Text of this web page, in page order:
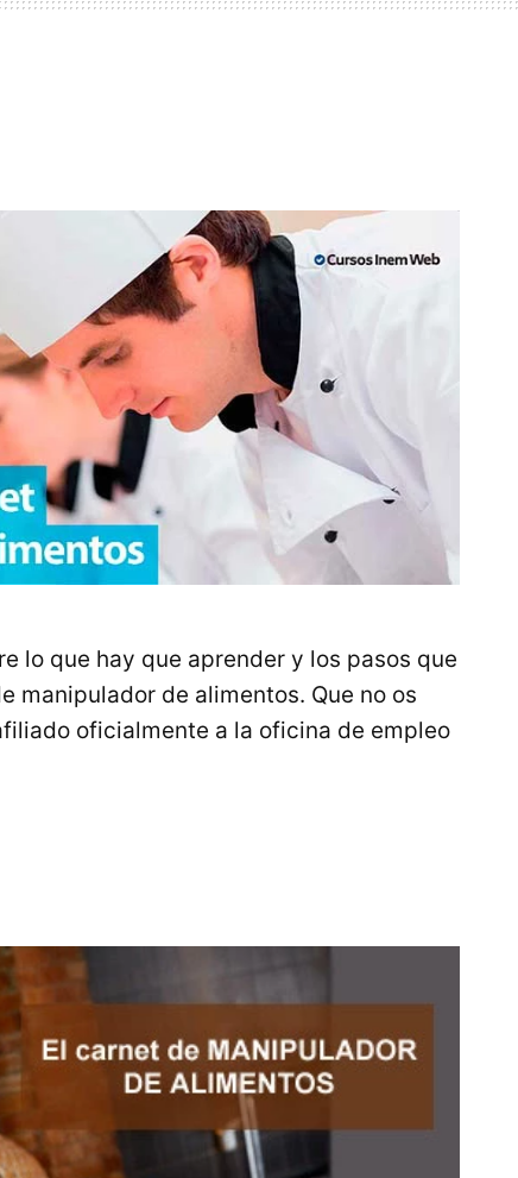
lo que hay que aprender y los pasos que
manipulador de alimentos. Que no os
oficialmente a la oficina de empleo